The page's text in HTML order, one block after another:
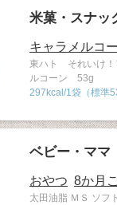
米菓・スナッ
キャラメルコ
東ハト それいけ
ルコーン 53g
297kcal/1袋（標準
ベビー・ママ
おやつ 8か月
太田油脂 ＭＳ ソフ